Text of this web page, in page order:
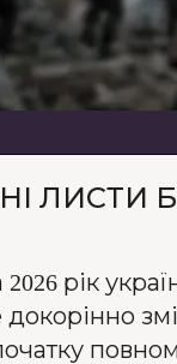
ЛИСТИ
рік
докорінно